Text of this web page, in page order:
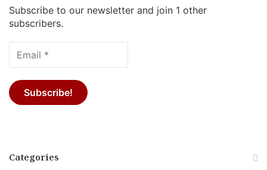
Subscribe to our newsletter and join 1 other
subscribers.
Categories